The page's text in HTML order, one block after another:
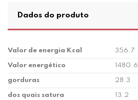
Dados do produto
Valor de energia Kcal 356.7
Valor energético 1480.6
gorduras 28.3
dos quais satura 13.2